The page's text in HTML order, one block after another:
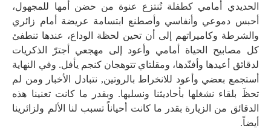
الحديدي أمامي كطفلة تُنتزع عنوة من حضن أمها للمجهول،
أحبس دموعي وأنفاسي وأصطنع ابتسامة عريضة أمام زائري
والشرطة وكاميراتهم إلى أن تحين لحظة الوداع، عندها تنطفئ
كل مصابيح الحياة أمامي وأعود إلى مهجعي أجترّ الذكريات
لدقائق أعيدها وأفنّدها، ومقلتاي تتوهجان كنجم يأفل. وفي النهاية
أستجمع بعضي وأعود للانخراط بالروتين, نتبادل الأخبار ومن لم
تحظَ بلقاء نشغلها بأحاديثنا ونسليها. وبقدر ما كانت تعنينا هذه
الدقائق من الزيارة بقدر ما كانت أحياناً تسبب لنا الألم ولزائرينا
أيضاً.